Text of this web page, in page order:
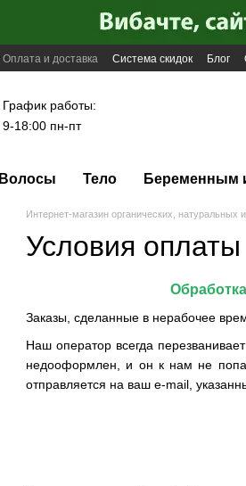
Оплата и доставка Система скидок Блог
График работы:
9-18:00 пн-пт
Волосы Тело Беременным
Интернет-магазин органических, натуральных
Условия оплаты
Заказы, сделанные в нерабочее
Наш оператор всегда
недооформлен, и он к нам не
отправляется на ваш e-mail,